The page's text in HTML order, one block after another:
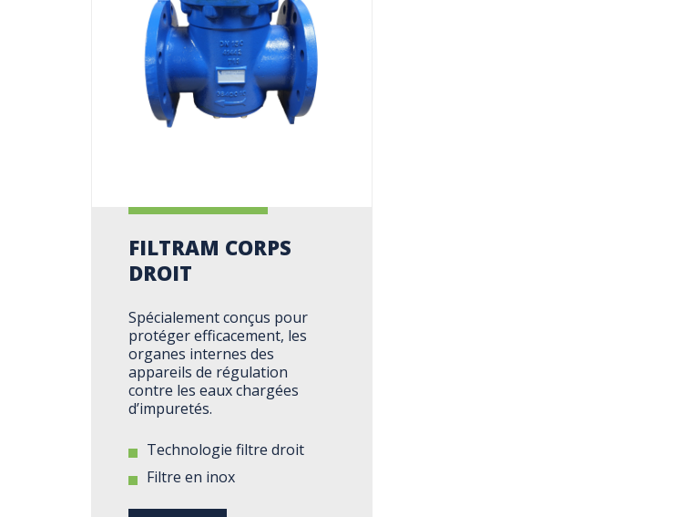
FILTRAM CORPS
DROIT
Spécialement conçus pour
protéger efficacement, les
organes internes des
appareils de régulation
contre les eaux chargées
d’impuretés.
Technologie filtre droit
Filtre en inox